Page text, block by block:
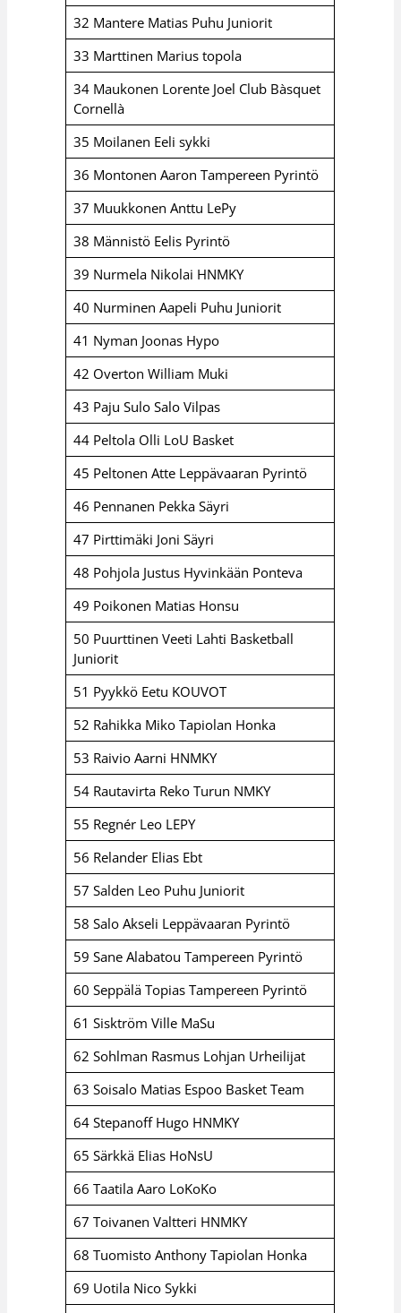
32 Mantere Matias Puhu Juniorit
33 Marttinen Marius topola
34 Maukonen Lorente Joel Club Bàsquet
Cornellà
35 Moilanen Eeli sykki
36 Montonen Aaron Tampereen Pyrintö
37 Muukkonen Anttu LePy
38 Männistö Eelis Pyrintö
39 Nurmela Nikolai HNMKY
40 Nurminen Aapeli Puhu Juniorit
41 Nyman Joonas Hypo
42 Overton William Muki
43 Paju Sulo Salo Vilpas
44 Peltola Olli LoU Basket
45 Peltonen Atte Leppävaaran Pyrintö
46 Pennanen Pekka Säyri
47 Pirttimäki Joni Säyri
48 Pohjola Justus Hyvinkään Ponteva
49 Poikonen Matias Honsu
50 Puurttinen Veeti Lahti Basketball
Juniorit
51 Pyykkö Eetu KOUVOT
52 Rahikka Miko Tapiolan Honka
53 Raivio Aarni HNMKY
54 Rautavirta Reko Turun NMKY
55 Regnér Leo LEPY
56 Relander Elias Ebt
57 Salden Leo Puhu Juniorit
58 Salo Akseli Leppävaaran Pyrintö
59 Sane Alabatou Tampereen Pyrintö
60 Seppälä Topias Tampereen Pyrintö
61 Sisktröm Ville MaSu
62 Sohlman Rasmus Lohjan Urheilijat
63 Soisalo Matias Espoo Basket Team
64 Stepanoff Hugo HNMKY
65 Särkkä Elias HoNsU
66 Taatila Aaro LoKoKo
67 Toivanen Valtteri HNMKY
68 Tuomisto Anthony Tapiolan Honka
69 Uotila Nico Sykki